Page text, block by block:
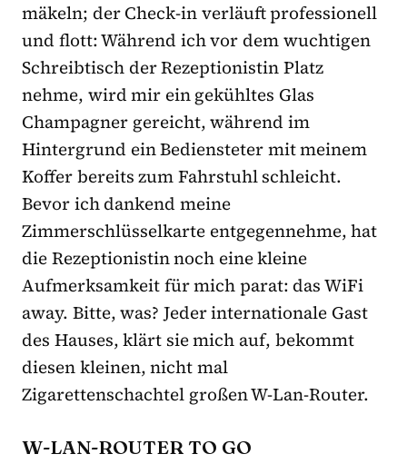
mäkeln; der Check-in verläuft professionell
und flott: Während ich vor dem wuchtigen
Schreibtisch der Rezeptionistin Platz
nehme, wird mir ein gekühltes Glas
Champagner gereicht, während im
Hintergrund ein Bediensteter mit meinem
Koffer bereits zum Fahrstuhl schleicht.
Bevor ich dankend meine
Zimmerschlüsselkarte entgegennehme, hat
die Rezeptionistin noch eine kleine
Aufmerksamkeit für mich parat: das WiFi
away. Bitte, was? Jeder internationale Gast
des Hauses, klärt sie mich auf, bekommt
diesen kleinen, nicht mal
Zigarettenschachtel großen W-Lan-Router.
W-LAN-ROUTER TO GO